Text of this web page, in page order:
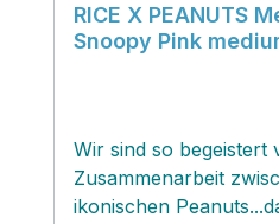
RICE X PEANUTS
Snoopy Pink
Wir sind so begeistert
Zusammenarbeit
ikonischen